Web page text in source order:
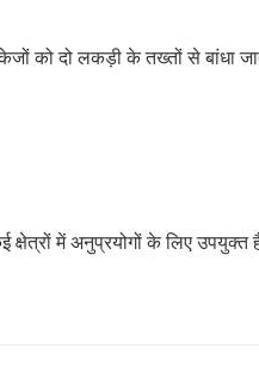
को दो लकड़ी के तख्तों से बांधा
क्षेत्रों में अनुप्रयोगों के लिए